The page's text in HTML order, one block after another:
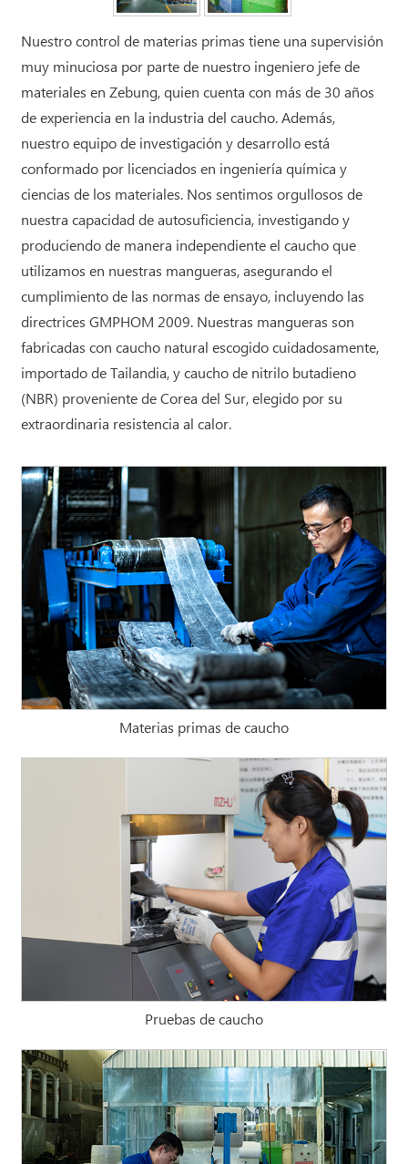
Nuestro control de materias primas tiene una supervisión
muy minuciosa por parte de nuestro ingeniero jefe de
materiales en Zebung, quien cuenta con más de 30 años
de experiencia en la industria del caucho. Además,
nuestro equipo de investigación y desarrollo está
conformado por licenciados en ingeniería química y
ciencias de los materiales. Nos sentimos orgullosos de
nuestra capacidad de autosuficiencia, investigando y
produciendo de manera independiente el caucho que
utilizamos en nuestras mangueras, asegurando el
cumplimiento de las normas de ensayo, incluyendo las
directrices GMPHOM 2009. Nuestras mangueras son
fabricadas con caucho natural escogido cuidadosamente,
importado de Tailandia, y caucho de nitrilo butadieno
(NBR) proveniente de Corea del Sur, elegido por su
extraordinaria resistencia al calor.
Materias primas de caucho
Pruebas de caucho